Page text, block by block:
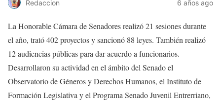
Redaccion 6 años ago
La Honorable Cámara de Senadores realizó 21 sesiones durante
el año, trató 402 proyectos y sancionó 88 leyes. También realizó
12 audiencias públicas para dar acuerdo a funcionarios.
Desarrollaron su actividad en el ámbito del Senado el
Observatorio de Géneros y Derechos Humanos, el Instituto de
Formación Legislativa y el Programa Senado Juvenil Entrerriano,